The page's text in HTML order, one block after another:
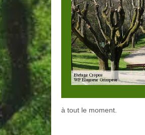
à tout le moment.